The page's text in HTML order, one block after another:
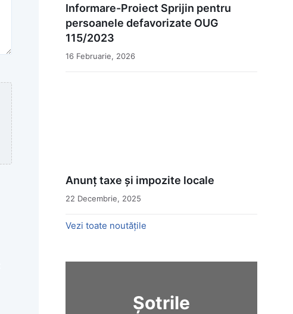
Informare-Proiect Sprijin pentru
persoanele defavorizate OUG
115/2023
16 Februarie, 2026
Anunț taxe și impozite locale
22 Decembrie, 2025
Vezi toate noutățile
Șotrile